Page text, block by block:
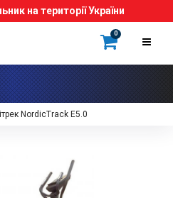
на території України
0
NordicTrack E5.0